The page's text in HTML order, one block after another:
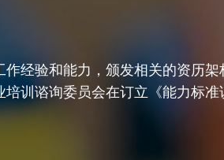
经验和能力，颁发相关的资历
训谘询委员会在订立《能力标